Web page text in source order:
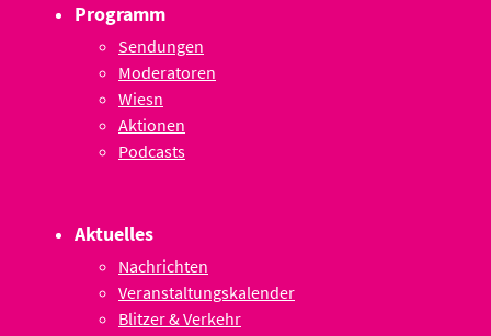
Programm
Sendungen
Moderatoren
Wiesn
Aktionen
Podcasts
Aktuelles
Nachrichten
Veranstaltungskalender
Blitzer & Verkehr